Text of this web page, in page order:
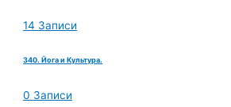
14 Записи
340. Йога и Культура.
0 Записи